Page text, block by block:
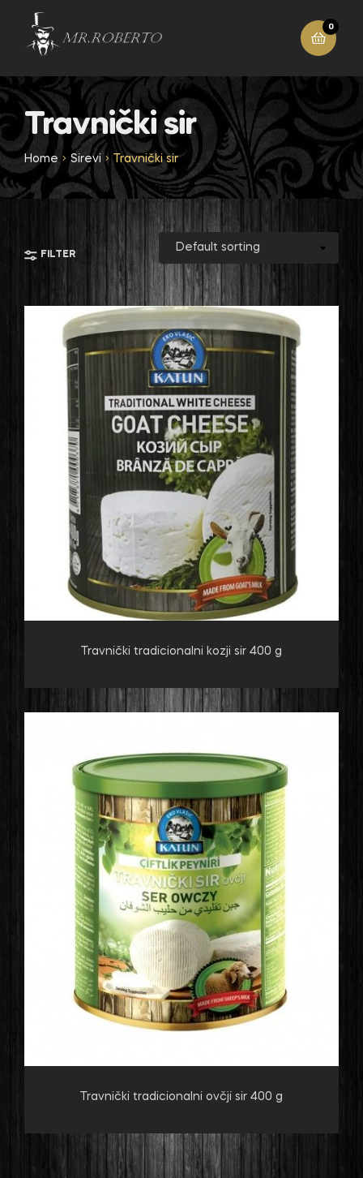
0
Travnički sir
Home Sirevi Travnički sir
FILTER
Travnički tradicionalni kozji sir 400 g
Travnički tradicionalni ovčji sir 400 g